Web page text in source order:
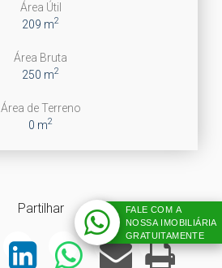
Área Útil
209 m2
Área Bruta
250 m2
Área de Terreno
0 m2
Partilhar
FALE COM A
NOSSA IMOBILIÁRIA
GRATUITAMENTE